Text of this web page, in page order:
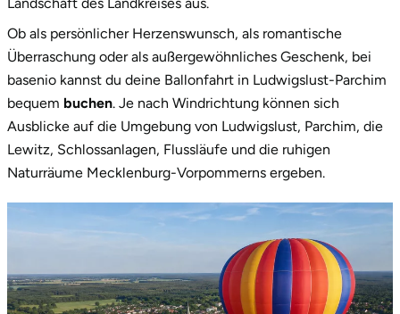
Ob als persönlicher Herzenswunsch, als romantische
Überraschung oder als außergewöhnliches Geschenk, bei
basenio kannst du deine Ballonfahrt in Ludwigslust-Parchim
bequem buchen. Je nach Windrichtung können sich
Ausblicke auf die Umgebung von Ludwigslust, Parchim, die
Lewitz, Schlossanlagen, Flussläufe und die ruhigen
Naturräume Mecklenburg-Vorpommerns ergeben.